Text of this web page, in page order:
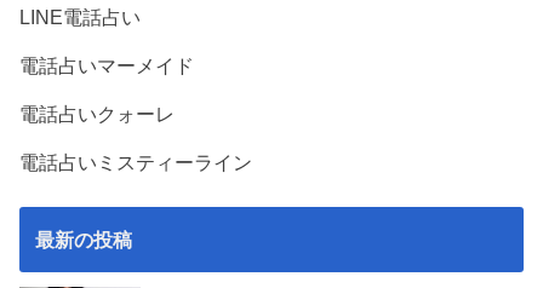
LINE電話占い
電話占いマーメイド
電話占いクォーレ
電話占いミスティーライン
最新の投稿